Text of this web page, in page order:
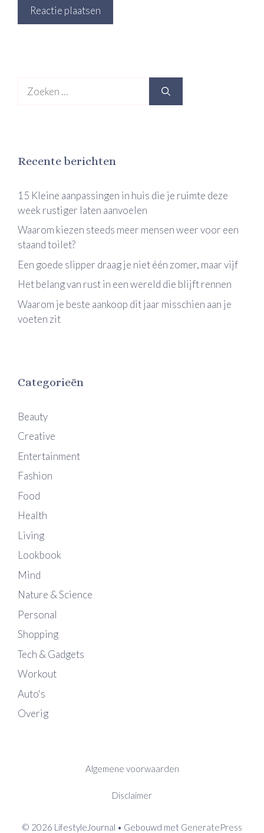
naar:
Recente berichten
15 Kleine aanpassingen in huis die je ruimte deze
week rustiger laten aanvoelen
Waarom kiezen steeds meer mensen weer voor een
staand toilet?
Een goede slipper draag je niet één zomer, maar vijf
Het belang van rust in een wereld die blijft rennen
Waarom je beste aankoop dit jaar misschien aan je
voeten zit
Categorieën
Beauty
Creative
Entertainment
Fashion
Food
Health
Living
Lookbook
Mind
Nature & Science
Personal
Shopping
Tech & Gadgets
Workout
Auto's
Overig
Algemene voorwaarden
Disclaimer
© 2026 LifestyleJournal • Gebouwd met GeneratePress